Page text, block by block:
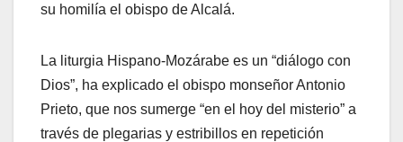
su homilía el obispo de Alcalá.
La liturgia Hispano-Mozárabe es un “diálogo con
Dios”, ha explicado el obispo monseñor Antonio
Prieto, que nos sumerge “en el hoy del misterio” a
través de plegarias y estribillos en repetición